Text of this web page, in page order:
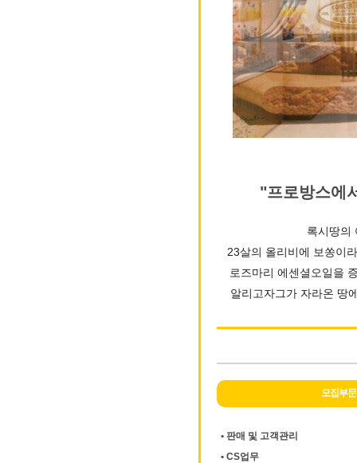
"프로방스에
록시땅의
23살의 올리비에 보쏭이
로즈마리 에센셜오일을
알리고자그가 자라온 땅
모집부문
• 판매 및 고객관리
• CS업무